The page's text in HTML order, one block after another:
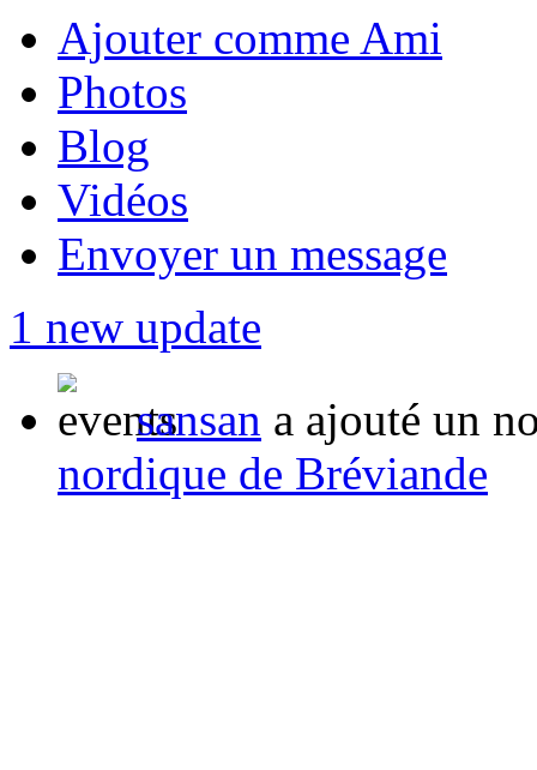
Ajouter comme Ami
Photos
Blog
Vidéos
Envoyer un message
1 new update
sansan a ajouté un
nordique de Bréviande